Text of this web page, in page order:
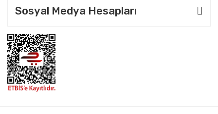
Sosyal Medya Hesapları